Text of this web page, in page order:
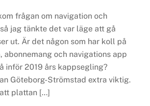
frågan om navigation och
jag tänkte det var läge att gå
ut. Är det någon som har koll på
abonnemang och navigations app
inför 2019 års kappsegling?
Göteborg-Strömstad extra viktig.
plattan […]